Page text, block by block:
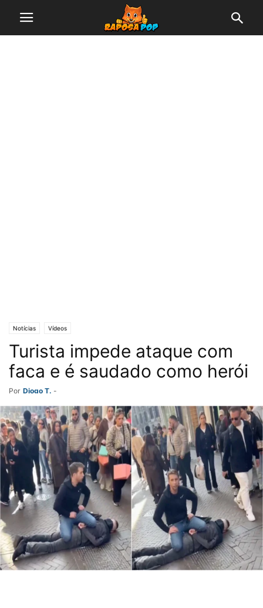
Notícias Vídeos
Turista impede ataque com
faca e é saudado como herói
Por Diogo T. -